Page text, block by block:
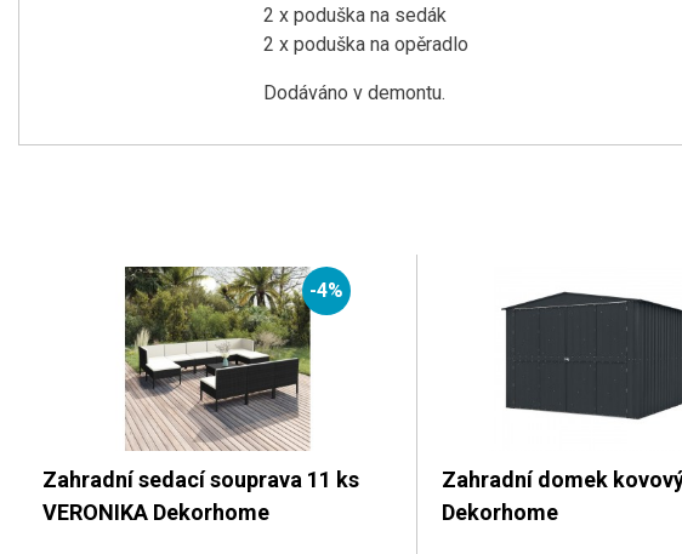
2 x poduška na sedák
2 x poduška na opěradlo
Dodáváno v demontu.
-4%
Zahradní sedací souprava 11 ks
VERONIKA Dekorhome
Zahradní domek
Dekorhome